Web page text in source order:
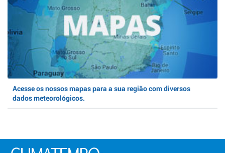
Acesse os nossos mapas para a sua região com diversos
dados meteorológicos.